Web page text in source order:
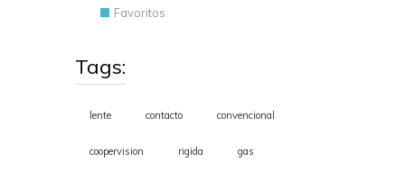
Favoritos
Tags:
lente contacto convencional
coopervision rigida gas